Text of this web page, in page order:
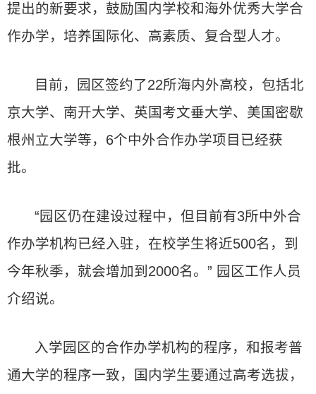
提出的新要求，鼓励国内学校和海外优秀大学合
作办学，培养国际化、高素质、复合型人才。
目前，园区签约了22所海内外高校，包括北
京大学、南开大学、英国考文垂大学、美国密歇
根州立大学等，6个中外合作办学项目已经获
批。
“园区仍在建设过程中，但目前有3所中外合
作办学机构已经入驻，在校学生将近500名，到
今年秋季，就会增加到2000名。” 园区工作人员
介绍说。
入学园区的合作办学机构的程序，和报考普
通大学的程序一致，国内学生要通过高考选拔，